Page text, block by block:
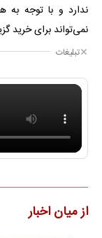
ندارد و با توجه به
نمی‌تواند برای خرید
تبلیغات
از میان اخبار